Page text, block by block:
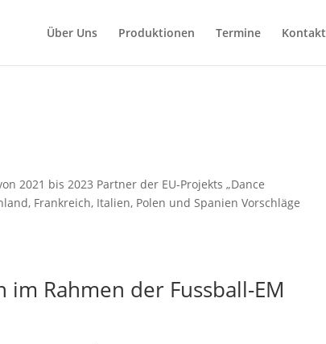
Über Uns Produktionen Termine Kontakt
2021 bis 2023 Partner der EU-Projekts „Dance
Frankreich, Italien, Polen und Spanien Vorschläge
Rahmen der Fussball-EM